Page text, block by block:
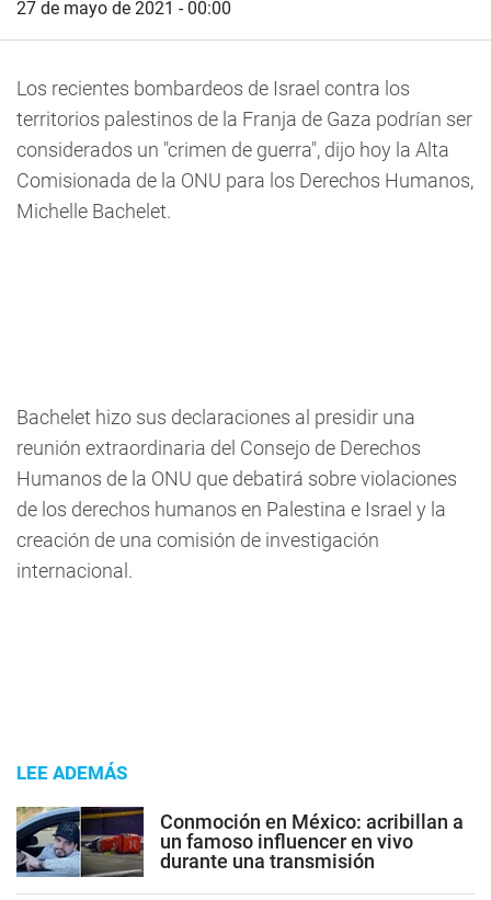
27 de mayo de 2021 - 00:00
Los recientes bombardeos de Israel contra los
territorios palestinos de la Franja de Gaza podrían ser
considerados un "crimen de guerra", dijo hoy la Alta
Comisionada de la ONU para los Derechos Humanos,
Michelle Bachelet.
Bachelet hizo sus declaraciones al presidir una
reunión extraordinaria del Consejo de Derechos
Humanos de la ONU que debatirá sobre violaciones
de los derechos humanos en Palestina e Israel y la
creación de una comisión de investigación
internacional.
LEE ADEMÁS
Conmoción en México: acribillan a
un famoso influencer en vivo
durante una transmisión